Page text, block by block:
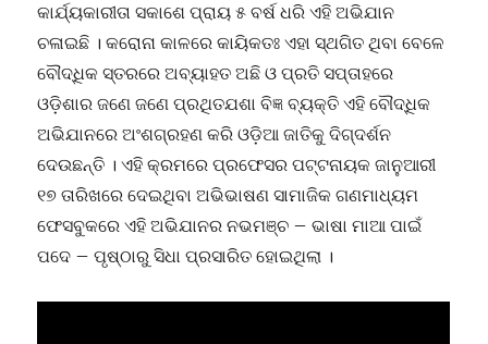
କାର୍ଯ୍ୟକାରୀତା ସକାଶେ ପ୍ରାୟ ୫ ବର୍ଷ ଧରି ଏହି ଅଭିଯାନ
ଚଳାଇଛି । କରୋନା କାଳରେ କାୟିକତଃ ଏହା ସ୍ଥଗିତ ଥିବା ବେଳେ
ବୌଦ୍ଧିକ ସ୍ତରରେ ଅବ୍ୟାହତ ଅଛି ଓ ପ୍ରତି ସପ୍ତାହରେ
ଓଡ଼ିଶାର ଜଣେ ଜଣେ ପ୍ରଥିତଯଶା ବିଜ୍ଞ ବ୍ୟକ୍ତି ଏହି ବୌଦ୍ଧିକ
ଅଭିଯାନରେ ଅଂଶଗ୍ରହଣ କରି ଓଡ଼ିଆ ଜାତିକୁ ଦିଗ୍ଦର୍ଶନ
ଦେଉଛନ୍ତି । ଏହି କ୍ରମରେ ପ୍ରଫେସର ପଟ୍ଟନାୟକ ଜାନୁଆରୀ
୧୭ ତାରିଖରେ ଦେଇଥିବା ଅଭିଭାଷଣ ସାମାଜିକ ଗଣମାଧ୍ୟମ
ଫେସବୁକରେ ଏହି ଅଭିଯାନର ନଭମଞ୍ଚ – ଭାଷା ମାଆ ପାଇଁ
ପଦେ – ପୃଷ୍ଠାରୁ ସିଧା ପ୍ରସାରିତ ହୋଇଥିଲା ।